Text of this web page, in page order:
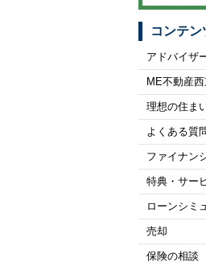
コンテン
アドバイザ
ME不動産
理想の住ま
よくある質
ファイナン
特典・サー
ローンシミ
売却
保険の相談